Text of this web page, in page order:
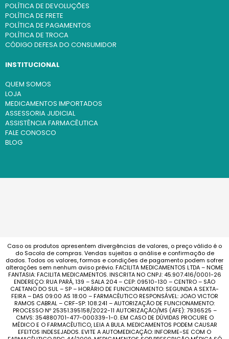
POLÍTICA DE DEVOLUÇÕES
POLÍTICA DE FRETE
POLÍTICA DE PAGAMENTOS
POLÍTICA DE TROCA
CÓDIGO DEFESA DO CONSUMIDOR
INSTITUCIONAL
QUEM SOMOS
LOJA
MEDICAMENTOS IMPORTADOS
ASSESSORIA JUDICIAL
ASSISTÊNCIA FARMACÊUTICA
FALE CONOSCO
BLOG
Caso os produtos apresentem divergências de valores, o preço válido é o
do Sacola de compras. Vendas sujeitas a análise e confirmação de
dados. Todos os valores, formas e condições de pagamento podem sofrer
alterações sem nenhum aviso prévio. FACILITA MEDICAMENTOS LTDA – NOME
FANTASIA: FACILITA MEDICAMENTOS. INSCRITA NO CNPJ: 45.907.416/0001-26
ENDEREÇO: RUA PARÁ, 139 – SALA 204 – CEP: 09510-130 – CENTRO – SÃO
CAETANO DO SUL – SP – HORÁRIO DE FUNCIONAMENTO: SEGUNDA A SEXTA-
FEIRA – DAS 09:00 AS 18:00 – FARMACÊUTICO RESPONSÁVEL: JOAO VICTOR
RAMOS CABRAL – CRF-SP: 108.241 – AUTORIZAÇÃO DE FUNCIONAMENTO:
PROCESSO Nº 25351.395158/2022-11 AUTORIZAÇÃO/MS (AFE): 7936525 –
CMVS: 354880701-477-000339-1-0. EM CASO DE DÚVIDAS PROCURE O
MÉDICO E O FARMACÊUTICO, LEIA A BULA. MEDICAMENTOS PODEM CAUSAR
EFEITOS INDESEJADOS. EVITE A AUTOMEDICAÇÃO: INFORME-SE COM O